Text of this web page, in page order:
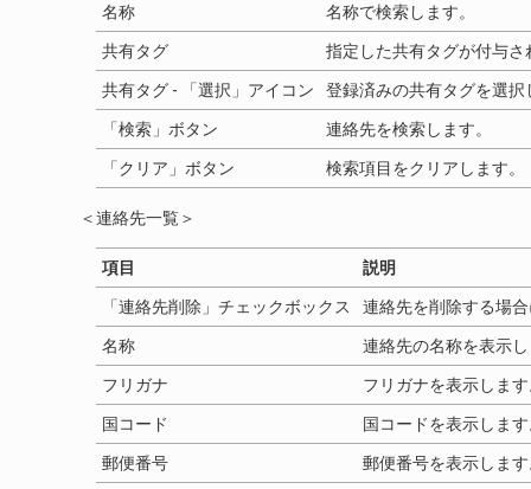
名称 名称で検索します。
共有タグ 指定した共有タグが付与
共有タグ - 「選択」アイコン 登録済みの共有タグを選択
「検索」ボタン 連絡先を検索します。
「クリア」ボタン 検索項目をクリアします。
＜連絡先一覧＞
項目 説明
「連絡先削除」チェックボックス 連絡先を削除する場
名称 連絡先の名称を表示
フリガナ フリガナを表示しま
国コード 国コードを表示しま
郵便番号 郵便番号を表示しま